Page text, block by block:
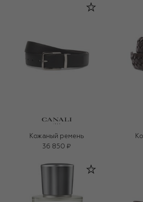
Кожаный ремень
36 850 ₽